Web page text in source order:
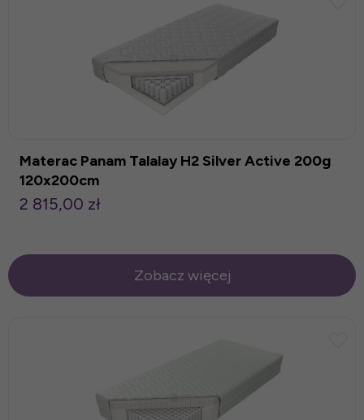
Materac Panam Talalay H2 Silver Active 200g
120x200cm
2 815,00 zł
Zobacz więcej